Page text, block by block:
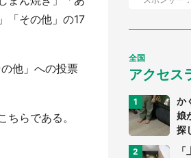
「その他」の17
他」への投票
らである。
全国
アクセス
か
娘
探